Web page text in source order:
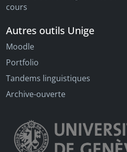
cours
Autres outils Unige
Moodle
Portfolio
Tandems linguistiques
Archive-ouverte